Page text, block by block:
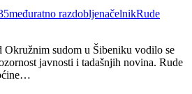
međuratno razdobljenačelnikRude
Okružnim sudom u Šibeniku vodilo se
javnosti i tadašnjih novina. Rude